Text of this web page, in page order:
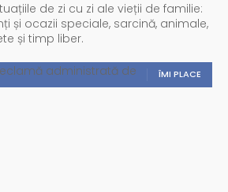
de zi cu zi ale vieții de familie:
și ocazii speciale, sarcină, animale,
și timp liber.
ÎMI PLACE
administrată de